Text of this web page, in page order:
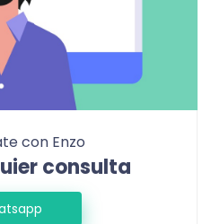
con Enzo
consulta